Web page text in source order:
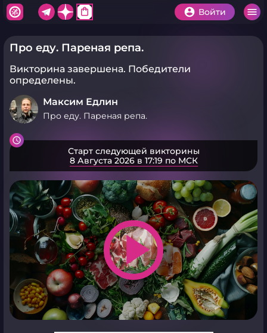
shopping_bag Войти
Про еду. Пареная репа.
Викторина завершена. Победители
определены.
Максим Едлин
Про еду. Пареная репа.
Старт следующей викторины
8 Августа 2026 в 17:19 по МСК
play_arrow